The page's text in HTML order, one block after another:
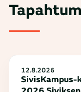
12.8.2026